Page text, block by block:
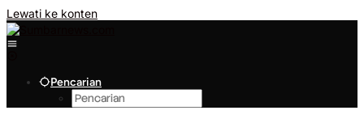
Lewati ke konten
Pencarian